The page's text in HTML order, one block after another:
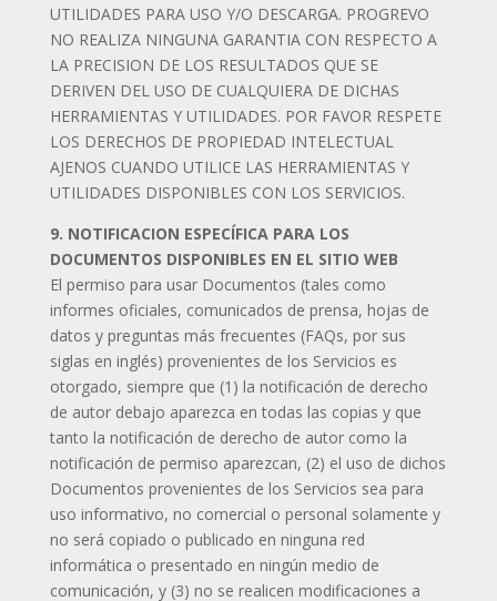
UTILIDADES PARA USO Y/O DESCARGA. PROGREVO
NO REALIZA NINGUNA GARANTIA CON RESPECTO A
LA PRECISION DE LOS RESULTADOS QUE SE
DERIVEN DEL USO DE CUALQUIERA DE DICHAS
HERRAMIENTAS Y UTILIDADES. POR FAVOR RESPETE
LOS DERECHOS DE PROPIEDAD INTELECTUAL
AJENOS CUANDO UTILICE LAS HERRAMIENTAS Y
UTILIDADES DISPONIBLES CON LOS SERVICIOS.
9. NOTIFICACION ESPECÍFICA PARA LOS
DOCUMENTOS DISPONIBLES EN EL SITIO WEB
El permiso para usar Documentos (tales como
informes oficiales, comunicados de prensa, hojas de
datos y preguntas más frecuentes (FAQs, por sus
siglas en inglés) provenientes de los Servicios es
otorgado, siempre que (1) la notificación de derecho
de autor debajo aparezca en todas las copias y que
tanto la notificación de derecho de autor como la
notificación de permiso aparezcan, (2) el uso de dichos
Documentos provenientes de los Servicios sea para
uso informativo, no comercial o personal solamente y
no será copiado o publicado en ninguna red
informática o presentado en ningún medio de
comunicación, y (3) no se realicen modificaciones a